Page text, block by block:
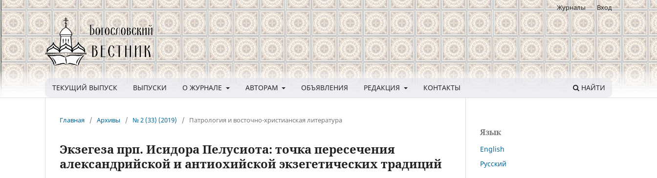
ТЕКУЩИЙ ВЫПУСК ВЫПУСКИ О ЖУРНАЛЕ АВТОРАМ ОБЪЯВЛЕНИЯ РЕДАКЦИЯ КОНТАКТЫ НАЙТИ
Журналы Вход
Главная / Архивы / № 2 (33) (2019) / Патрология и восточно-христианская литература
Экзегеза прп. Исидора Пелусиота: точка пересечения
александрийской и антиохийской экзегетических традиций
Язык
English
Русский